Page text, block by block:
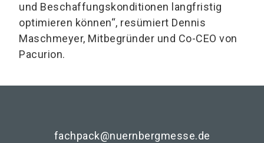
und Beschaffungskonditionen langfristig
optimieren können“, resümiert Dennis
Maschmeyer, Mitbegründer und Co-CEO von
Pacurion.
fachpack@nuernbergmesse.de